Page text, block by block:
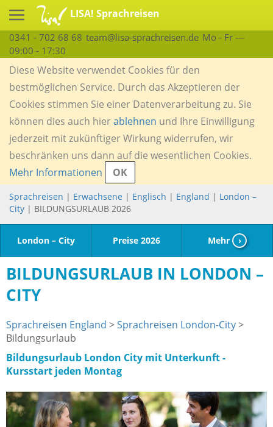
LISA! Sprachreisen
0341 - 702 68 68 team@lisa-sprachreisen.de Mo - Fr —
09:00 - 17:30
Diese Website verwendet Cookies für den
bestmöglichen Service. Durch das Akzeptieren der
Cookies stimmen Sie einer Datenverarbeitung zu. Sie
können dies auch hierablehnen und Ihre Einwilligung
jederzeit mit zukünftiger Wirkung widerrufen, wir
beschränken uns dann auf die wesentlichen Cookies.
Mehr Informationen
OK
Sprachreisen | Erwachsene | Englisch | England | London –
City | BILDUNGSURLAUB 2026
London – City Preise 2026 Mehr ›
BILDUNGSURLAUB IN LONDON –
CITY
Sprachreisen England >Sprachreisen London-City>
Bildungsurlaub
Bildungsurlaub London City mit Unterkunft -
Kursstart jeden Montag